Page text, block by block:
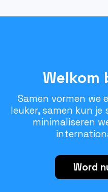
Welkom
Samen vormen we
leuker, samen kun je
minimaliseren
Word